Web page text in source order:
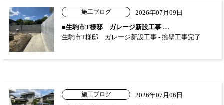
施工ブログ
2026年07月09日
■生駒市T様邸 ガレージ新設工事 …
生駒市T様邸 ガレージ新設工事 - 擁壁工事完了
施工ブログ
2026年07月06日